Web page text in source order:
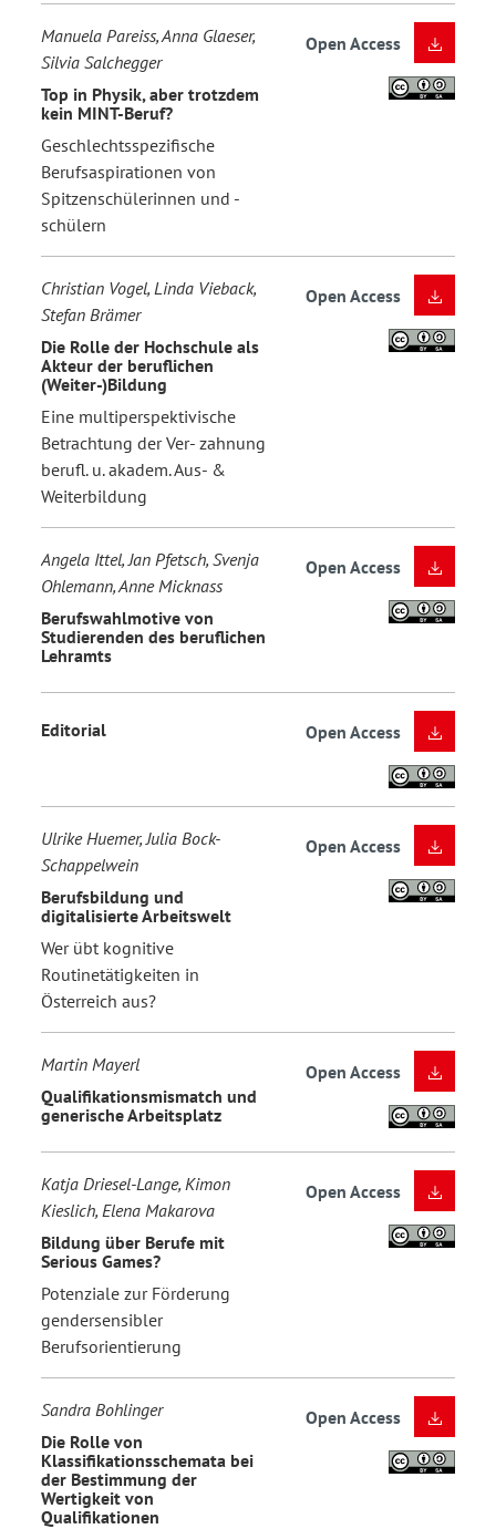
Manuela Pareiss, Anna Glaeser,
Silvia Salchegger
Top in Physik, aber trotzdem
kein MINT-Beruf?
Geschlechtsspezifische
Berufsaspirationen von
Spitzenschülerinnen und -
schülern
Open Access
Christian Vogel, Linda Vieback,
Stefan Brämer
Die Rolle der Hochschule als
Akteur der beruflichen
(Weiter-)Bildung
Eine multiperspektivische
Betrachtung der Ver- zahnung
berufl. u. akadem. Aus- &
Weiterbildung
Open Access
Angela Ittel, Jan Pfetsch, Svenja
Ohlemann, Anne Micknass
Berufswahlmotive von
Studierenden des beruflichen
Lehramts
Open Access
Editorial Open Access
Ulrike Huemer, Julia Bock-
Schappelwein
Berufsbildung und
digitalisierte Arbeitswelt
Wer übt kognitive
Routinetätigkeiten in
Österreich aus?
Open Access
Martin Mayerl
Qualifikationsmismatch und
generische Arbeitsplatz
Open Access
Katja Driesel-Lange, Kimon
Kieslich, Elena Makarova
Bildung über Berufe mit
Serious Games?
Potenziale zur Förderung
gendersensibler
Berufsorientierung
Open Access
Sandra Bohlinger
Die Rolle von
Klassifikationsschemata bei
der Bestimmung der
Wertigkeit von
Qualifikationen
Open Access